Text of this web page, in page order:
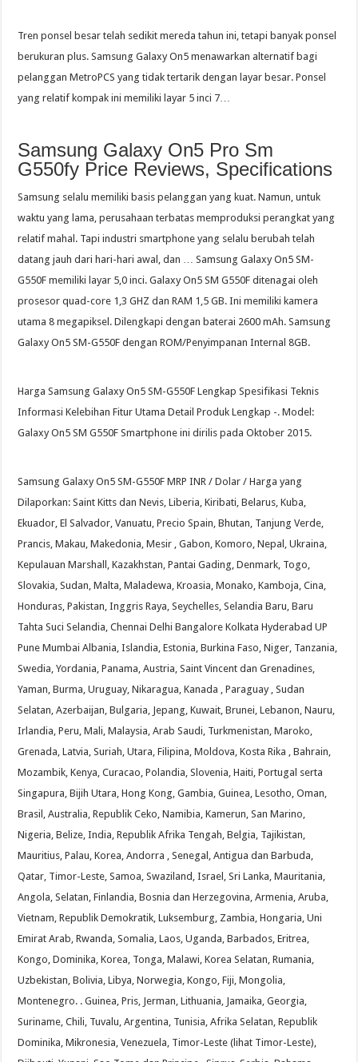
Tren ponsel besar telah sedikit mereda tahun ini, tetapi banyak ponsel
berukuran plus. Samsung Galaxy On5 menawarkan alternatif bagi
pelanggan MetroPCS yang tidak tertarik dengan layar besar. Ponsel
yang relatif kompak ini memiliki layar 5 inci 7…
Samsung Galaxy On5 Pro Sm
G550fy Price Reviews, Specifications
Samsung selalu memiliki basis pelanggan yang kuat. Namun, untuk
waktu yang lama, perusahaan terbatas memproduksi perangkat yang
relatif mahal. Tapi industri smartphone yang selalu berubah telah
datang jauh dari hari-hari awal, dan … Samsung Galaxy On5 SM-
G550F memiliki layar 5,0 inci. Galaxy On5 SM G550F ditenagai oleh
prosesor quad-core 1,3 GHZ dan RAM 1,5 GB. Ini memiliki kamera
utama 8 megapiksel. Dilengkapi dengan baterai 2600 mAh. Samsung
Galaxy On5 SM-G550F dengan ROM/Penyimpanan Internal 8GB.
Harga Samsung Galaxy On5 SM-G550F Lengkap Spesifikasi Teknis
Informasi Kelebihan Fitur Utama Detail Produk Lengkap -. Model:
Galaxy On5 SM G550F Smartphone ini dirilis pada Oktober 2015.
Samsung Galaxy On5 SM-G550F MRP INR / Dolar / Harga yang
Dilaporkan: Saint Kitts dan Nevis, Liberia, Kiribati, Belarus, Kuba,
Ekuador, El Salvador, Vanuatu, Precio Spain, Bhutan, Tanjung Verde,
Prancis, Makau, Makedonia, Mesir , Gabon, Komoro, Nepal, Ukraina,
Kepulauan Marshall, Kazakhstan, Pantai Gading, Denmark, Togo,
Slovakia, Sudan, Malta, Maladewa, Kroasia, Monako, Kamboja, Cina,
Honduras, Pakistan, Inggris Raya, Seychelles, Selandia Baru, Baru
Tahta Suci Selandia, Chennai Delhi Bangalore Kolkata Hyderabad UP
Pune Mumbai Albania, Islandia, Estonia, Burkina Faso, Niger, Tanzania,
Swedia, Yordania, Panama, Austria, Saint Vincent dan Grenadines,
Yaman, Burma, Uruguay, Nikaragua, Kanada , Paraguay , Sudan
Selatan, Azerbaijan, Bulgaria, Jepang, Kuwait, Brunei, Lebanon, Nauru,
Irlandia, Peru, Mali, Malaysia, Arab Saudi, Turkmenistan, Maroko,
Grenada, Latvia, Suriah, Utara, Filipina, Moldova, Kosta Rika , Bahrain,
Mozambik, Kenya, Curacao, Polandia, Slovenia, Haiti, Portugal serta
Singapura, Bijih Utara, Hong Kong, Gambia, Guinea, Lesotho, Oman,
Brasil, Australia, Republik Ceko, Namibia, Kamerun, San Marino,
Nigeria, Belize, India, Republik Afrika Tengah, Belgia, Tajikistan,
Mauritius, Palau, Korea, Andorra , Senegal, Antigua dan Barbuda,
Qatar, Timor-Leste, Samoa, Swaziland, Israel, Sri Lanka, Mauritania,
Angola, Selatan, Finlandia, Bosnia dan Herzegovina, Armenia, Aruba,
Vietnam, Republik Demokratik, Luksemburg, Zambia, Hongaria, Uni
Emirat Arab, Rwanda, Somalia, Laos, Uganda, Barbados, Eritrea,
Kongo, Dominika, Korea, Tonga, Malawi, Korea Selatan, Rumania,
Uzbekistan, Bolivia, Libya, Norwegia, Kongo, Fiji, Mongolia,
Montenegro. . Guinea, Pris, Jerman, Lithuania, Jamaika, Georgia,
Suriname, Chili, Tuvalu, Argentina, Tunisia, Afrika Selatan, Republik
Dominika, Mikronesia, Venezuela, Timor-Leste (lihat Timor-Leste),